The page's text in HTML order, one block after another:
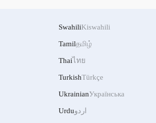
SwahiliKiswahili
Tamilதமிழ்
Thaiไทย
TurkishTürkçe
UkrainianУкраїнська
Urduاردو